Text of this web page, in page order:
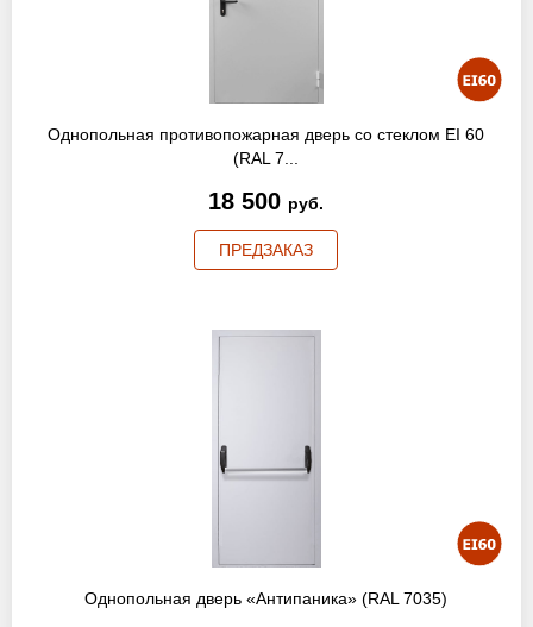
Однопольная противопожарная дверь со стеклом EI 60
(RAL 7...
18 500 руб.
ПРЕДЗАКАЗ
Однопольная дверь «Антипаника» (RAL 7035)